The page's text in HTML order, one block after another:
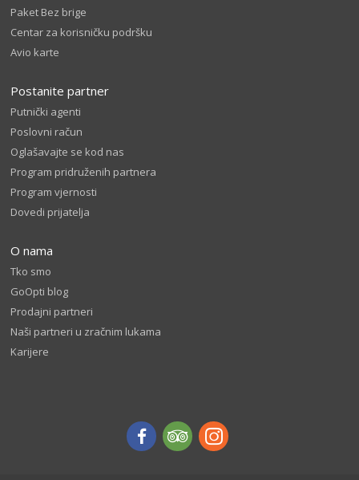
Paket Bez brige
Centar za korisničku podršku
Avio karte
Postanite partner
Putnički agenti
Poslovni račun
Oglašavajte se kod nas
Program pridruženih partnera
Program vjernosti
Dovedi prijatelja
O nama
Tko smo
GoOpti blog
Prodajni partneri
Naši partneri u zračnim lukama
Karijere